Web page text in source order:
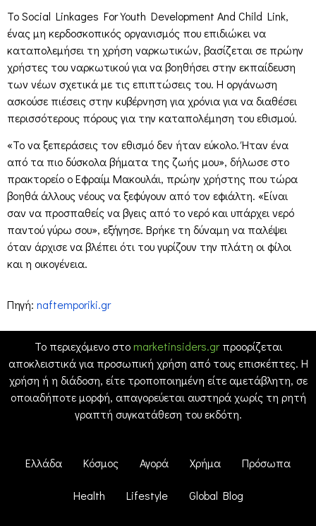
Το Social Linkages For Youth Development And Child Link,
ένας μη κερδοσκοπικός οργανισμός που επιδιώκει να
καταπολεμήσει τη χρήση ναρκωτικών, βασίζεται σε πρώην
χρήστες του ναρκωτικού για να βοηθήσει στην εκπαίδευση
των νέων σχετικά με τις επιπτώσεις του. Η οργάνωση
ασκούσε πιέσεις στην κυβέρνηση για χρόνια για να διαθέσει
περισσότερους πόρους για την καταπολέμηση του εθισμού.
«Το να ξεπεράσεις τον εθισμό δεν ήταν εύκολο. Ήταν ένα
από τα πιο δύσκολα βήματα της ζωής μου», δήλωσε στο
πρακτορείο ο Εφραίμ Μακουλάι, πρώην χρήστης που τώρα
βοηθά άλλους νέους να ξεφύγουν από τον εφιάλτη. «Είναι
σαν να προσπαθείς να βγεις από το νερό και υπάρχει νερό
παντού γύρω σου», εξήγησε. Βρήκε τη δύναμη να παλέψει
όταν άρχισε να βλέπει ότι του γυρίζουν την πλάτη οι φίλοι
και η οικογένεια.
Πηγή: naftemporiki.gr
Το περιεχόμενο στοmarketinsiders.grπροορίζεται
αποκλειστικά για προσωπική χρήση από τους επισκέπτες. Η
χρήση ή η διάδοση, είτε τροποποιημένη είτε αμετάβλητη, σε
οποιαδήποτε μορφή, απαγορεύεται αυστηρά χωρίς τη ρητή
γραπτή συγκατάθεση του εκδότη.
Ελλάδα Κόσμος Αγορά Χρήμα Πρόσωπα
Health Lifestyle Global Blog